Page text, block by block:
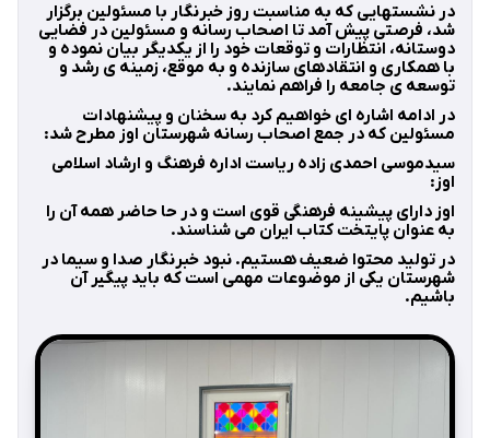
در نشستهایی که به مناسبت روز خبرنگار با مسئولین برگزار
شد، فرصتی پیش آمد تا اصحاب رسانه و مسئولین در فضایی
دوستانه، انتظارات و توقعات خود را از یکدیگر بیان نموده و
با همکاری و انتقادهای سازنده و به موقع، زمینه ی رشد و
توسعه ی جامعه را فراهم نمایند.
در ادامه اشاره ای خواهیم کرد به سخنان و پیشنهادات
مسئولین که در جمع اصحاب رسانه شهرستان اوز مطرح شد:
سیدموسی احمدی زاده ریاست اداره فرهنگ و ارشاد اسلامی
اوز:
اوز دارای پیشینه فرهنگی قوی است و در حا حاضر همه آن را
به عنوان پایتخت کتاب ایران می شناسند.
در تولید محتوا ضعیف هستیم. نبود خبرنگار صدا و سیما در
شهرستان یکی از موضوعات مهمی است که باید پیگیر آن
باشیم.